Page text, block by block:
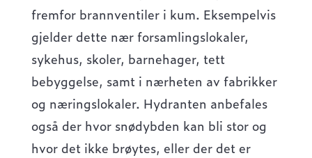
fremfor brannventiler i kum. Eksempelvis
gjelder dette nær forsamlingslokaler,
sykehus, skoler, barnehager, tett
bebyggelse, samt i nærheten av fabrikker
og næringslokaler. Hydranten anbefales
også der hvor snødybden kan bli stor og
hvor det ikke brøytes, eller der det er